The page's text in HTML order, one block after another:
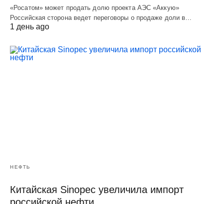
«Росатом» может продать долю проекта АЭС «Аккую»
Российская сторона ведет переговоры о продаже доли в…
1 день ago
НЕФТЬ
Китайская Sinopec увеличила импорт